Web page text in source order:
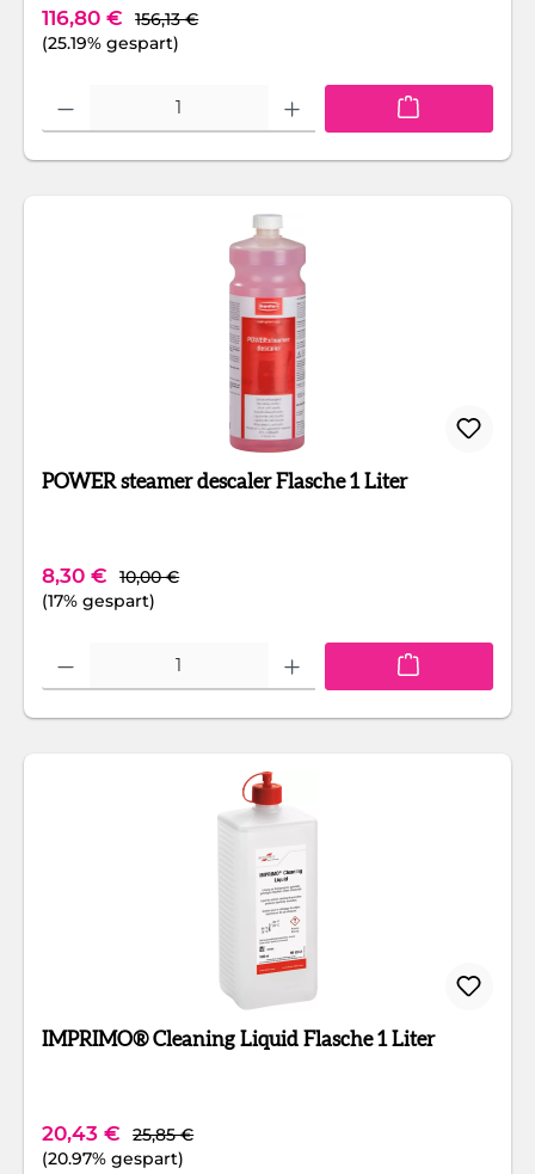
Verkaufspreis:
116,80 € Regulärer Preis:
156,13 €
(25.19% gespart)
Produkt Anzahl: Gib den gewünschten Wert ein oder benutze die
POWER steamer descaler Flasche 1 Liter
Verkaufspreis:
8,30 € Regulärer Preis:
10,00 €
(17% gespart)
Produkt Anzahl: Gib den gewünschten Wert ein oder benutze die
IMPRIMO® Cleaning Liquid Flasche 1 Liter
Verkaufspreis:
20,43 € Regulärer Preis:
25,85 €
(20.97% gespart)